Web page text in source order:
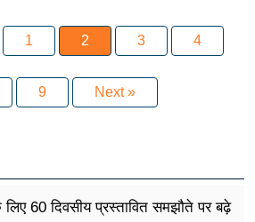
1 2 3 4
9 Next »
60 दिवसीय प्रस्तावित समझौते पर बढ़े